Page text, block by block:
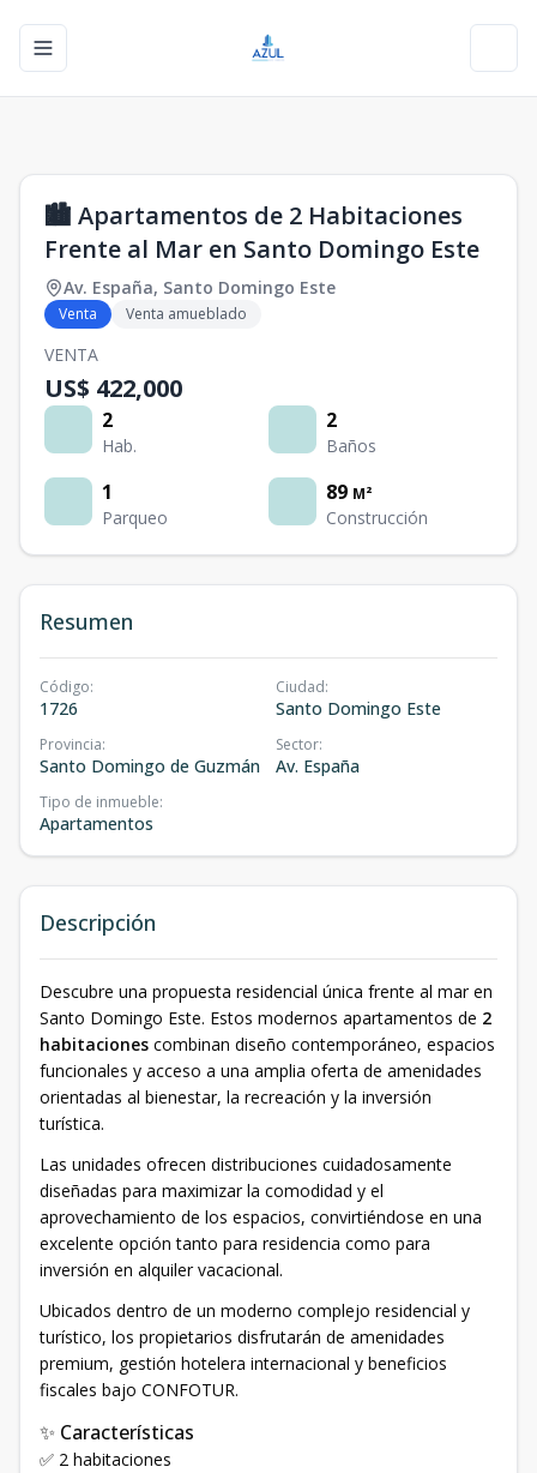
Toggle navigation menu
🏙️ Apartamentos de 2 Habitaciones
Frente al Mar en Santo Domingo Este
Av. España, Santo Domingo Este
Venta Venta amueblado
VENTA
US$ 422,000
2
Hab.
2
Baños
1
Parqueo
89 M²
Construcción
Resumen
Código:
1726
Ciudad:
Santo Domingo Este
Provincia:
Santo Domingo de Guzmán
Sector:
Av. España
Tipo de inmueble:
Apartamentos
Descripción
Descubre una propuesta residencial única frente al mar en
Santo Domingo Este. Estos modernos apartamentos de 2
habitaciones combinan diseño contemporáneo, espacios
funcionales y acceso a una amplia oferta de amenidades
orientadas al bienestar, la recreación y la inversión
turística.
Las unidades ofrecen distribuciones cuidadosamente
diseñadas para maximizar la comodidad y el
aprovechamiento de los espacios, convirtiéndose en una
excelente opción tanto para residencia como para
inversión en alquiler vacacional.
Ubicados dentro de un moderno complejo residencial y
turístico, los propietarios disfrutarán de amenidades
premium, gestión hotelera internacional y beneficios
fiscales bajo CONFOTUR.
✨ Características
✅ 2 habitaciones